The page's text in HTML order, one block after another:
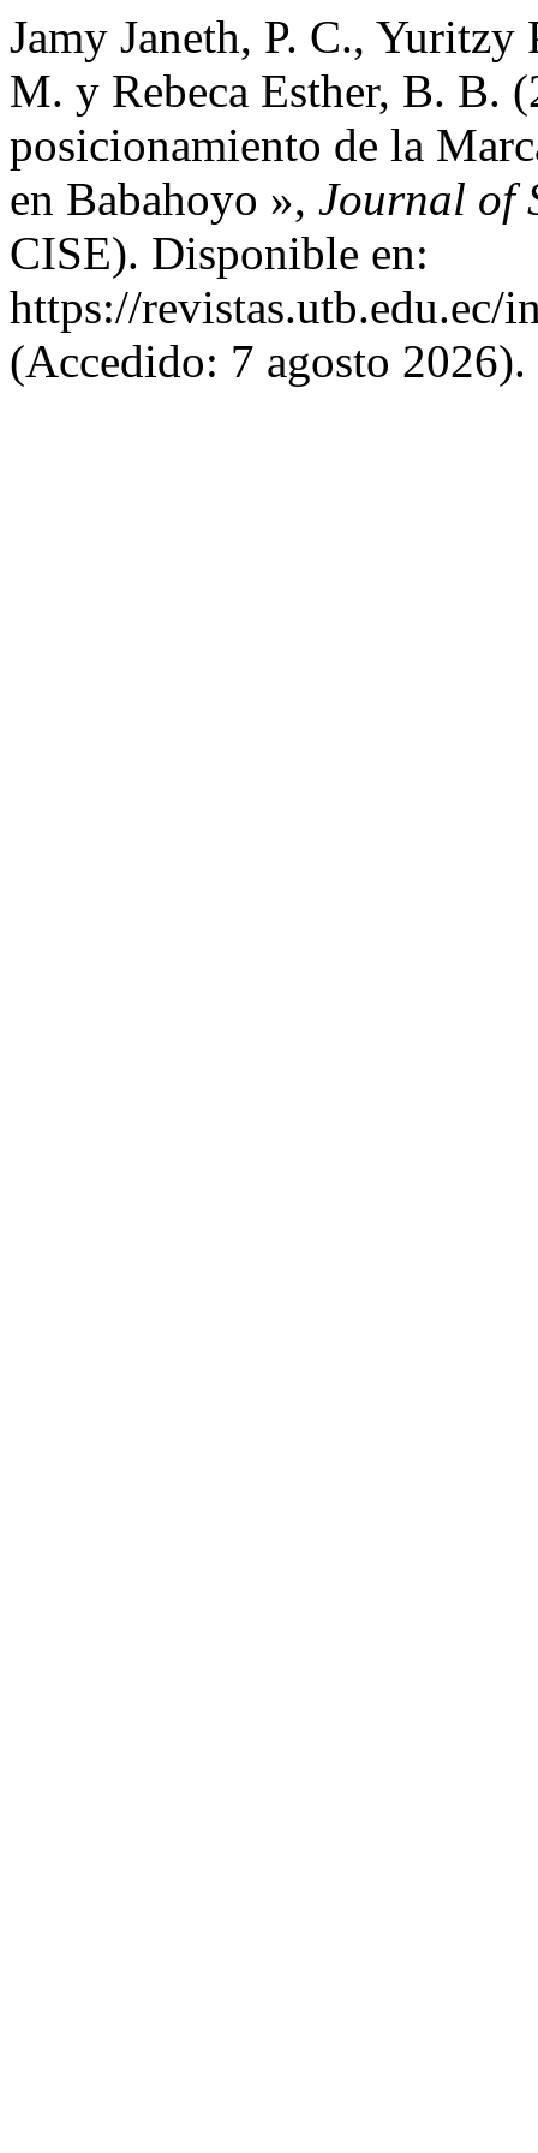
Jamy Janeth, P. C.,
M. y Rebeca Esther, B. B.
posicionamiento de la
en Babahoyo », Journal of
CISE). Disponible en:
https://revistas.utb.edu.ec/
(Accedido: 7 agosto 2026).